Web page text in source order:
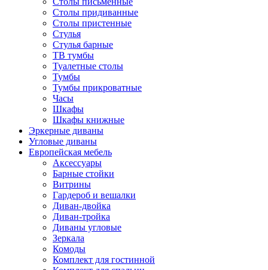
Столы придиванные
Столы пристенные
Стулья
Стулья барные
ТВ тумбы
Туалетные столы
Тумбы
Тумбы прикроватные
Часы
Шкафы
Шкафы книжные
Эркерные диваны
Угловые диваны
Европейская мебель
Аксессуары
Барные стойки
Витрины
Гардероб и вешалки
Диван-двойка
Диван-тройка
Диваны угловые
Зеркала
Комоды
Комплект для гостинной